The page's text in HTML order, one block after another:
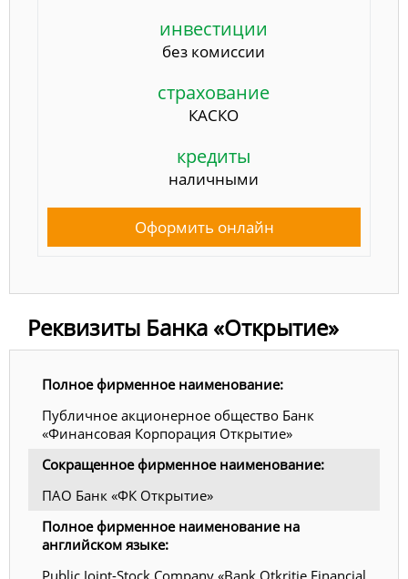
инвестиции
без комиссии
страхование
КАСКО
кредиты
наличными
Оформить онлайн
Реквизиты Банка «Открытие»
Полное фирменное наименование:
Публичное акционерное общество Банк
«Финансовая Корпорация Открытие»
Сокращенное фирменное наименование:
ПАО Банк «ФК Открытие»
Полное фирменное наименование на
английском языке:
Public Joint-Stock Company «Bank Otkritie Financial